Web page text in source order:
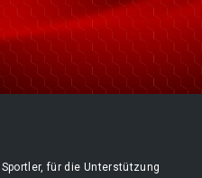
für die Unterstützung